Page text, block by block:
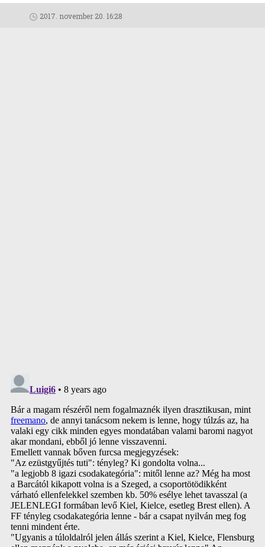
2017. november 20. 16:28